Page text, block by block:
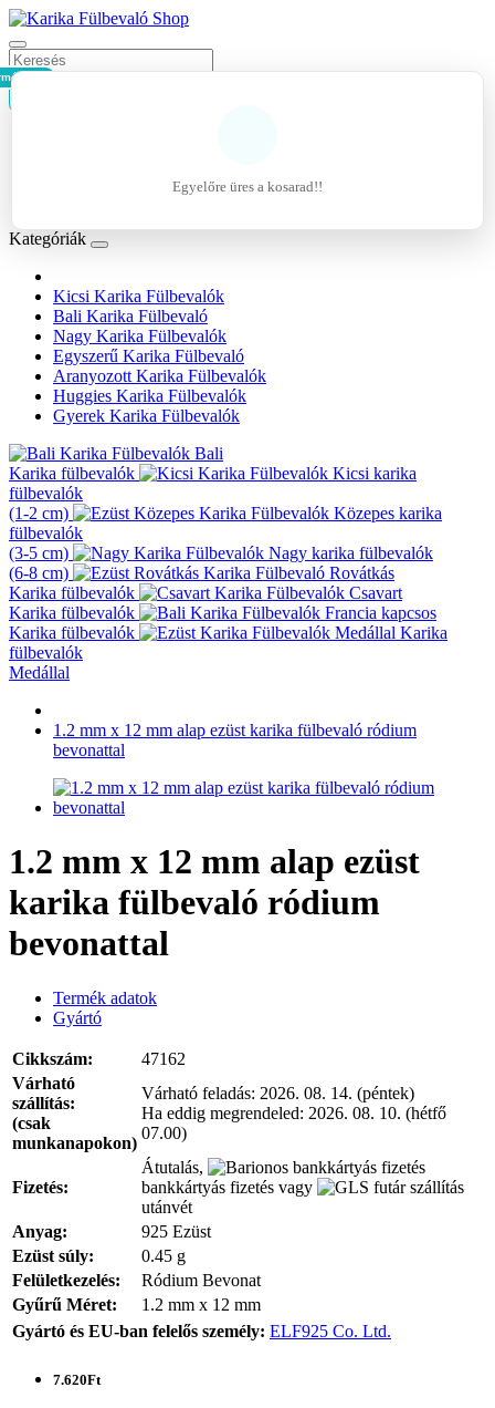
- 0Ft
Egyelőre üres a kosarad!!
Kategóriák
Kicsi Karika Fülbevalók
Bali Karika Fülbevaló
Nagy Karika Fülbevalók
Egyszerű Karika Fülbevaló
Aranyozott Karika Fülbevalók
Huggies Karika Fülbevalók
Gyerek Karika Fülbevalók
Bali
Karika fülbevalók
Kicsi karika
fülbevalók
(1-2 cm)
Közepes karika
fülbevalók
(3-5 cm)
Nagy karika fülbevalók
(6-8 cm)
Rovátkás
Karika fülbevalók
Csavart
Karika fülbevalók
Francia kapcsos
Karika fülbevalók
Karika
fülbevalók
Medállal
1.2 mm x 12 mm alap ezüst karika fülbevaló ródium
bevonattal
1.2 mm x 12 mm alap ezüst
karika fülbevaló ródium
bevonattal
Termék adatok
Gyártó
Cikkszám:
47162
Várható
szállítás:
(csak
munkanapokon)
Várható feladás: 2026. 08. 14. (péntek)
Ha eddig megrendeled: 2026. 08. 10. (hétfő
07.00)
Fizetés:
Átutalás,
bankkártyás fizetés vagy
utánvét
Anyag:
925 Ezüst
Ezüst súly:
0.45 g
Felületkezelés:
Ródium Bevonat
Gyűrű Méret:
1.2 mm x 12 mm
Gyártó és EU-ban felelős személy: ELF925 Co. Ltd.
7.620Ft